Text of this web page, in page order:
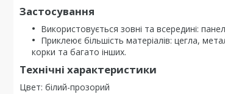
Застосування
Використовується зовні та всередині:
Приклеює більшість матеріалів: цегла,
корки та багато інших.
Технічні характеристики
Цвет: білий-прозорий